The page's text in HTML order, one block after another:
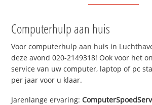
Computerhulp aan huis
Voor computerhulp aan huis in
deze avond 020-2149318! Ook voor het
service van uw computer, laptop of pc
per jaar voor u klaar.
Jarenlange ervaring: